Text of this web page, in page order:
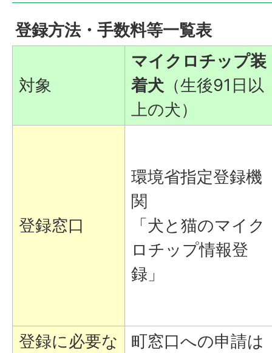
登録方法・手数料等一覧表
対象
マイクロチップ装
着犬 （生後91日以
上の犬）
登録窓口
環境省指定登録機
関
「犬と猫のマイク
ロチップ情報登
録」
登録に必要な
町窓口への申請は